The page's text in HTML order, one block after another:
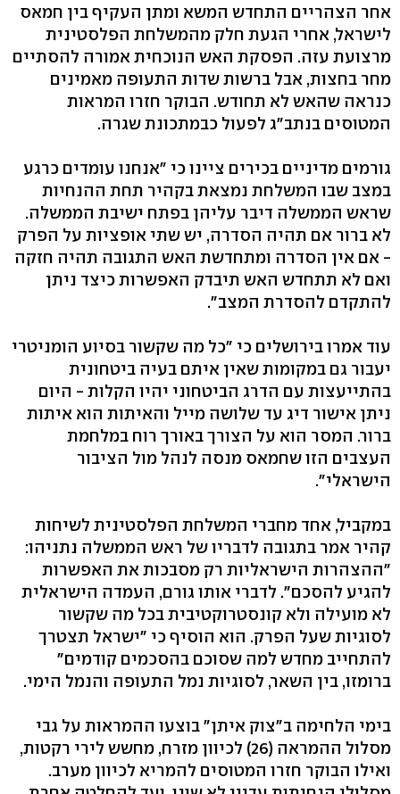
אחר הצהריים התחדש המשא ומתן העקיף בין חמאס
לישראל, אחרי הגעת חלק מהמשלחת הפלסטינית
מרצועת עזה. הפסקת האש הנוכחית אמורה להסתיים
מחר בחצות, אבל ברשות שדות התעופה מאמינים
כנראה שהאש לא תחודש. הבוקר חזרו המראות
המטוסים בנתב"ג לפעול כבמתכונת שגרה.
גורמים מדיניים בכירים ציינו כי "אנחנו עומדים כרגע
במצב שבו המשלחת נמצאת בקהיר תחת ההנחיות
שראש הממשלה דיבר עליהן בפתח ישיבת הממשלה.
לא ברור אם תהיה הסדרה, יש שתי אופציות על הפרק
- אם אין הסדרה ומתחדשת האש התגובה תהיה חזקה
ואם לא תתחדש האש תיבדק האפשרות כיצד ניתן
להתקדם להסדרת המצב".
עוד אמרו בירושלים כי "כל מה שקשור בסיוע הומניטרי
יעבור גם במקומות שאין איתם בעיה ביטחונית
בהתייעצות עם הדרג הביטחוני יהיו הקלות - היום
ניתן אישור דיג עד שלושה מייל והאיתות הוא איתות
ברור. המסר הוא על הצורך באורך רוח במלחמת
העצבים הזו שחמאס מנסה לנהל מול הציבור
הישראלי".
במקביל, אחד מחברי המשלחת הפלסטינית לשיחות
קהיר אמר בתגובה לדבריו של ראש הממשלה נתניהו:
"ההצהרות הישראליות רק מסבכות את האפשרות
להגיע להסכם". לדברי אותו גורם, העמדה הישראלית
לא מועילה ולא קונסטרוקטיבית בכל מה שקשור
לסוגיות שעל הפרק. הוא הוסיף כי "ישראל תצטרך
להתחייב מחדש למה שסוכם בהסכמים קודמים"
ברומזו, בין השאר, לסוגיות נמל התעופה והנמל הימי.
בימי הלחימה ב"צוק איתן" בוצעו ההמראות על גבי
מסלול ההמראה (26) לכיוון מזרח, מחשש לירי רקטות,
ואילו הבוקר חזרו המטוסים להמריא לכיוון מערב.